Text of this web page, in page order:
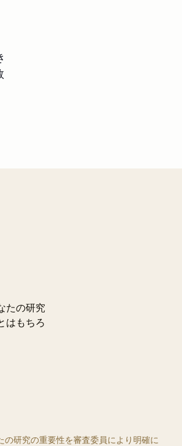
たの研究
はもちろ
研究の重要性を審査委員により明確に